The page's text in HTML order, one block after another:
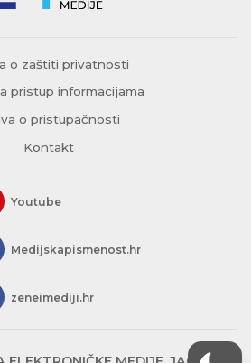
o zaštiti privatnosti
pristup informacijama
o pristupačnosti
Kontakt
Youtube
Medijskapismenost.hr
zeneimediji.hr